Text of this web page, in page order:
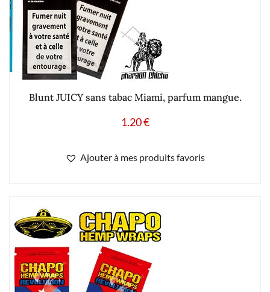
Blunt JUICY sans tabac Miami, parfum mangue.
1.20€
Ajouter à mes produits favoris